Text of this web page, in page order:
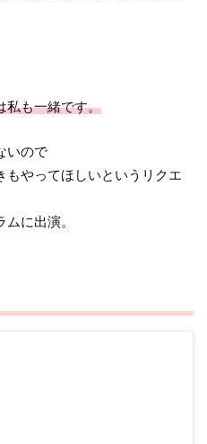
私も一緒です。
いので
もやってほしいというリクエ
に出演。